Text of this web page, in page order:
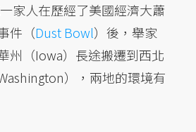
家人在歷經了美國經濟大蕭
件（Dust Bowl）後，舉家
州（Iowa）長途搬遷到西北
），兩地的環境有